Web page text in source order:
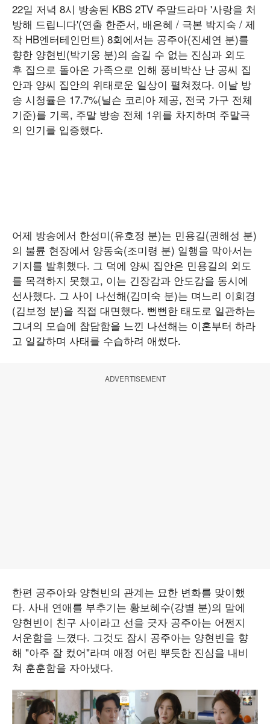
22일 저녁 8시 방송된 KBS 2TV 주말드라마 '사랑을 처
방해 드립니다'(연출 한준서, 배은혜 / 극본 박지숙 / 제
작 HB엔터테인먼트) 8회에서는 공주아(진세연 분)를
향한 양현빈(박기웅 분)의 숨길 수 없는 진심과 외도
후 집으로 돌아온 가족으로 인해 풍비박산 난 공씨 집
안과 양씨 집안의 위태로운 일상이 펼쳐졌다. 이날 방
송 시청률은 17.7%(닐슨 코리아 제공, 전국 가구 전체
기준)를 기록, 주말 방송 전체 1위를 차지하며 주말극
의 인기를 입증했다.
어제 방송에서 한성미(유호정 분)는 민용길(권해성 분)
의 불륜 현장에서 양동숙(조미령 분) 일행을 막아서는
기지를 발휘했다. 그 덕에 양씨 집안은 민용길의 외도
를 목격하지 못했고, 이는 긴장감과 안도감을 동시에
선사했다. 그 사이 나선해(김미숙 분)는 며느리 이희경
(김보정 분)을 직접 대면했다. 뻔뻔한 태도로 일관하는
그녀의 모습에 참담함을 느낀 나선해는 이혼부터 하라
고 일갈하며 사태를 수습하려 애썼다.
ADVERTISEMENT
한편 공주아와 양현빈의 관계는 묘한 변화를 맞이했
다. 사내 연애를 부추기는 황보혜수(강별 분)의 말에
양현빈이 친구 사이라고 선을 긋자 공주아는 어쩐지
서운함을 느꼈다. 그것도 잠시 공주아는 양현빈을 향
해 "아주 잘 컸어"라며 애정 어린 뿌듯한 진심을 내비
쳐 훈훈함을 자아냈다.